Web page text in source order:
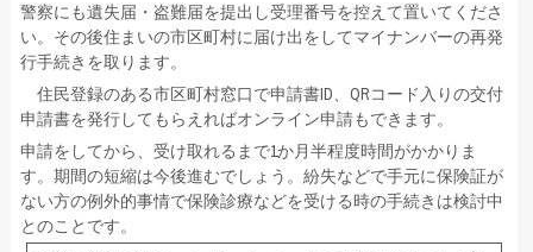
警察にも遺失届・盗難届を提出し受理番号を控えて置いてくださ
い。その後住まいの市区町村に届け出をしてマイナンバーの再発
行手続きを取ります。
住民登録のある市区町村窓口で申請書ID、QRコード入りの交付
申請書を発行してもらえればオンライン申請もできます。
申請をしてから、受け取れるまで1か月半程度時間がかかりま
す。期間の短縮は今後進むでしょう。紛失などで手元に保険証が
ない方の例外的事情で保険診療などを受ける時の手続きは検討中
とのことです。